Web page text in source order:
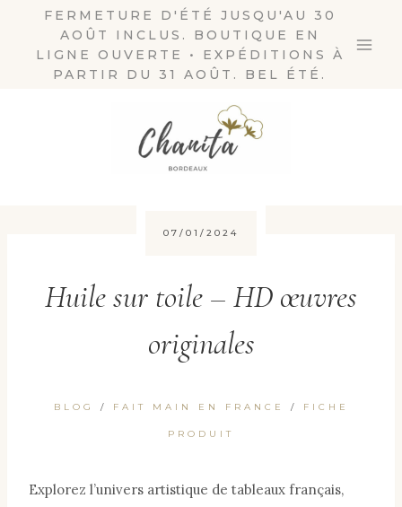
FERMETURE D'ÉTÉ JUSQU'AU 30
AOÛT INCLUS. BOUTIQUE EN
LIGNE OUVERTE • EXPÉDITIONS À
PARTIR DU 31 AOÛT. BEL ÉTÉ.
07/01/2024
Huile sur toile – HD œuvres
originales
BLOG / FAIT MAIN EN FRANCE / FICHE
PRODUIT
Explorez l’univers artistique de tableaux français,